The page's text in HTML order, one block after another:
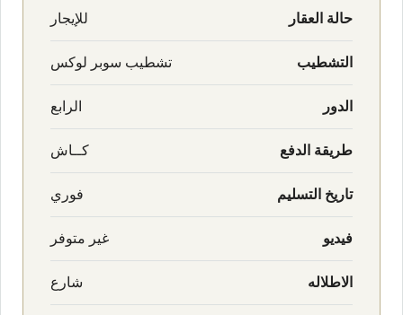
حالة العقار للإيجار
التشطيب تشطيب سوبر لوكس
الدور الرابع
طريقة الدفع كــاش
تاريخ التسليم فوري
فيديو غير متوفر
الاطلاله شارع